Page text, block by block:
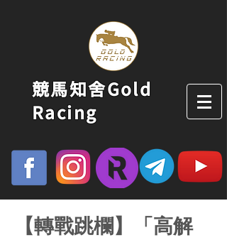
競馬知舍Gold
Racing
【轉戰跳欄】「高解